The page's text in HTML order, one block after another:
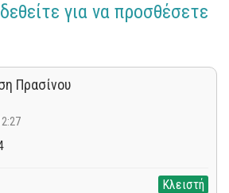
για να προσθέσετε
Πρασίνου
Κλειστή